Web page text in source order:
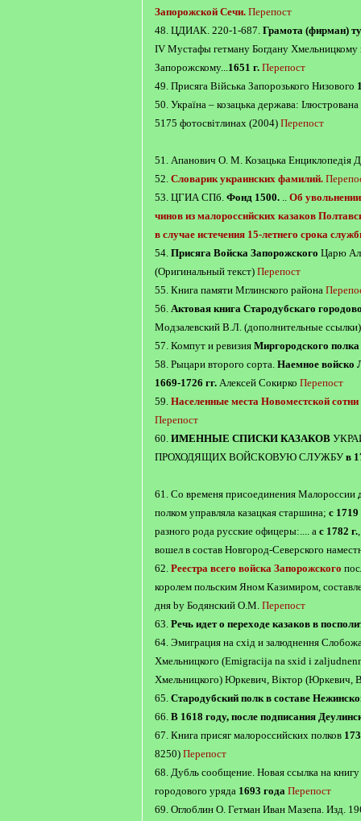
Запорожской Сечи. Перепост
48. ЦДИАК. 220-1-687. Грамота (фирман)
IV Мустафы гетману Богдану Хмельницкому
Запорожскому...1651 г. Перепост
49. Присяга Війська Запорозького Низового
50. Україна – козацька держава: Ілюстрована
5175 фотосвітлинах (2004) Перепост
51. Апанович О. М. Козацька Енциклопедія
52. Словарик украинских фамилий.
53. ЦГИА СПб. Фонд 1500. .. Об
чинов из малороссийских казаков
в случае истечения 15-летнего срока
54. Присяга Войска Запорожского Царю
(Оригинальный текст) Перепост
55. Книга памяти Мглинского района
56. Актовая книга Стародубскаго
Модзалевский В.Л. (дополнительные
57. Компут и ревизия Миргородского полка
58. Рыцари второго сорта. Наемное войско
1669-1726 гг. Алексей Сокирко Перепост
59. Населенные места Новоместской
Перепост
60. ИМЕННЫЕ СПИСКИ КАЗАКОВ
ПРОХОДЯЩИХ ВОЙСКОВУЮ СЛУЖБУ в
61. Со временя присоединения Малороссии
полком управляла казацкая старшина; с 1719
разного рода русские офицеры:.... а с 1782 г.
вошел в состав Новгород-Северского
62. Реестра всего войска Запорожского
королем польским Яном Казимиром,
дня by Бодянский О.М. Перепост
63. Речь идет о переходе казаков в
64. Эмиграция на схід и залюднення
Хмельницкого (Emigracija na sxid i
Хмельницкого) Юркевич, Віктор (Юркевич,
65. Стародубский полк в составе
66. В 1618 году, после подписания
67. Книга присяг малороссийских полков
8250) Перепост
68. Дубль сообщение. Новая ссылка на
городового уряда 1693 года Перепост
69. Оглоблин О. Гетман Иван Мазепа. Изд.